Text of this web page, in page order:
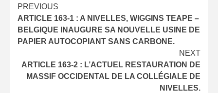
Post
navigation
PREVIOUS
ARTICLE 163-1 : A NIVELLES, WIGGINS TEAPE –
BELGIQUE INAUGURE SA NOUVELLE USINE DE
PAPIER AUTOCOPIANT SANS CARBONE.
NEXT
ARTICLE 163-2 : L’ACTUEL RESTAURATION DE
MASSIF OCCIDENTAL DE LA COLLÉGIALE DE
NIVELLES.